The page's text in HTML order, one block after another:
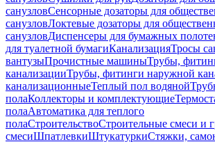
санузловСенсорные дозаторы для
санузловЛоктевые дозаторы для
санузловДиспенсеры для бумажных
для туалетной бумагиКанализацияТросы
вантузыПрочистные машиныТрубы,
канализацииТрубы, фитинги наружной
канализационныеТеплый пол водяной
полаКоллекторы и комплектующие
полаАвтоматика для теплого
полаСтроительствоСтроительные смеси и
смесиШпатлевкиШтукатуркиСтяжки,